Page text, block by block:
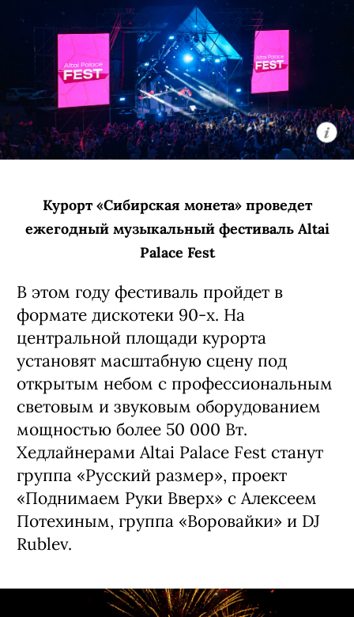
Курорт «Сибирская монета» проведет
ежегодный музыкальный фестиваль Altai
Palace Fest
В этом году фестиваль пройдет в
формате дискотеки 90-х. На
центральной площади курорта
установят масштабную сцену под
открытым небом с профессиональным
световым и звуковым оборудованием
мощностью более 50 000 Вт.
Хедлайнерами Altai Palace Fest станут
группа «Русский размер», проект
«Поднимаем Руки Вверх» с Алексеем
Потехиным, группа «Воровайки» и DJ
Rublev.